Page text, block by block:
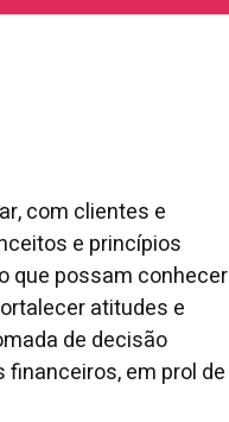
com clientes e
e princípios
que possam conhecer
atitudes e
de decisão
em prol de